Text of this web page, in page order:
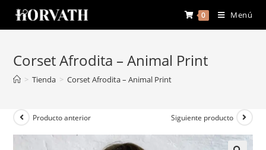
0 Menú
Corset Afrodita – Animal Print
> Tienda > Corset Afrodita – Animal Print
Producto anterior Siguiente producto